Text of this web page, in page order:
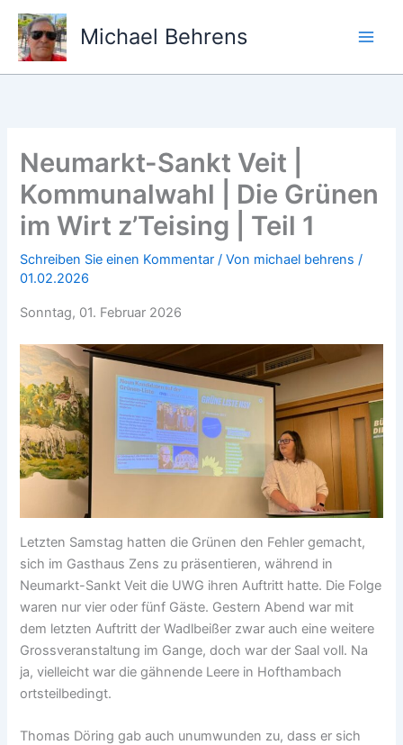
Zum
Inhalt
springen
Michael Behrens
Neumarkt-Sankt Veit |
Kommunalwahl | Die Grünen
im Wirt z’Teising | Teil 1
Schreiben Sie einen Kommentar / Von michael behrens/
01.02.2026
Sonntag, 01. Februar 2026
Letzten Samstag hatten die Grünen den Fehler gemacht,
sich im Gasthaus Zens zu präsentieren, während in
Neumarkt-Sankt Veit die UWG ihren Auftritt hatte. Die Folge
waren nur vier oder fünf Gäste. Gestern Abend war mit
dem letzten Auftritt der Wadlbeißer zwar auch eine weitere
Grossveranstaltung im Gange, doch war der Saal voll. Na
ja, vielleicht war die gähnende Leere in Hofthambach
ortsteilbedingt.
Thomas Döring gab auch unumwunden zu, dass er sich